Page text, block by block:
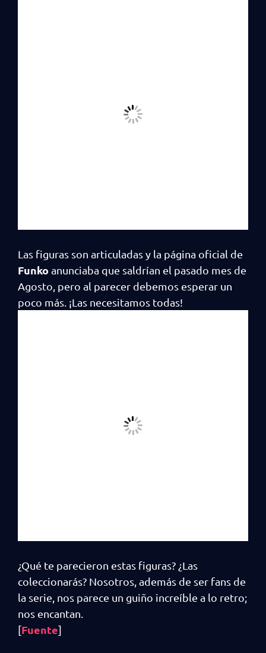
Las figuras son articuladas y la página oficial de
Funko anunciaba que saldrían el pasado mes de
Agosto, pero al parecer debemos esperar un
poco más. ¡Las necesitamos todas!
¿Qué te parecieron estas figuras? ¿Las
coleccionarás? Nosotros, además de ser fans de
la serie, nos parece un guiño increíble a lo retro;
nos encantan.
[Fuente]